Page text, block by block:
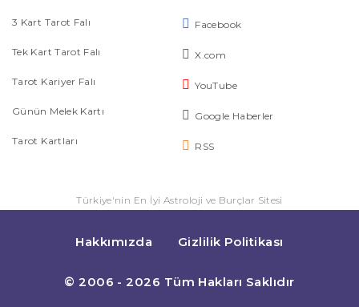
3 Kart Tarot Falı
Tek Kart Tarot Falı
Tarot Kariyer Falı
Günün Melek Kartı
Tarot Kartları
Facebook
X.com
YouTube
Google Haberler
RSS
Türkiye'nin En İyi Astroloji ve Burçlar Sitesi
Hakkımızda Gizlilik Politikası
© 2006 - 2026 Tüm Hakları Saklıdır